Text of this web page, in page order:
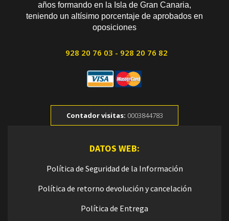
años formando en la Isla de Gran Canaria,
teniendo un altísimo porcentaje de aprobados en
oposiciones
928 20 76 03 - 928 20 76 82
Contador visitas: 0003844783
DATOS WEB:
Política de Seguridad de la Información
Política de retorno devolución y cancelación
Política de Entrega